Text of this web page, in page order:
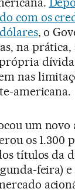
com os
, o
na prática,
nas
americana.
um novo
os 1.300
títulos da
feira)